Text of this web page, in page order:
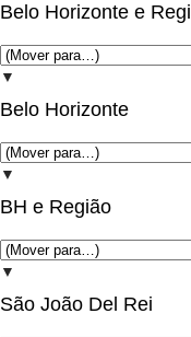
Belo Horizonte e
▼
Belo Horizonte
▼
BH e Região
▼
São João Del Rei